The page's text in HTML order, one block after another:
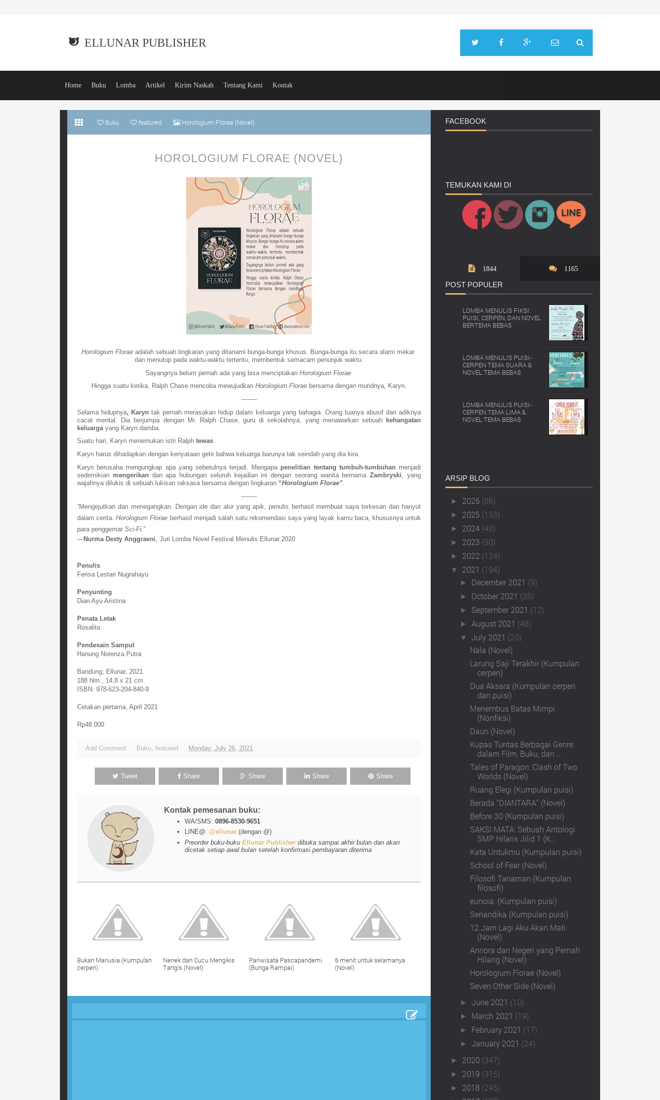
ELLUNAR PUBLISHER
Home Buku Lomba Artikel Kirim Naskah Tentang Kami Kontak
Buku featured Horologium Florae (Novel)
HOROLOGIUM FLORAE (NOVEL)
Horologium Florae adalah sebuah lingkaran yang ditanami bunga-bunga khusus. Bunga-bunga itu secara alami mekar
dan menutup pada waktu-waktu tertentu, membentuk semacam penunjuk waktu.
Sayangnya belum pernah ada yang bisa menciptakan Horologium Florae.
Hingga suatu ketika, Ralph Chase mencoba mewujudkan Horologium Florae bersama dengan muridnya, Karyn.
--------
Selama hidupnya, Karyn tak pernah merasakan hidup dalam keluarga yang bahagia. Orang tuanya abusif dan adiknya
cacat mental. Dia berjumpa dengan Mr. Ralph Chase, guru di sekolahnya, yang menawarkan sebuah kehangatan
keluarga yang Karyn damba.
Suatu hari, Karyn menemukan istri Ralph tewas.
Karyn harus dihadapkan dengan kenyataan getir bahwa keluarga barunya tak seindah yang dia kira.
Karyn berusaha mengungkap apa yang sebetulnya terjadi. Mengapa penelitian tentang tumbuh-tumbuhan menjadi
sedemikian mengerikan dan apa hubungan seluruh kejadian ini dengan seorang wanita bernama Zambryski , yang
wajahnya dilukis di sebuah lukisan raksasa bersama dengan lingkaran “Horologium Florae”
--------
“Mengejutkan dan menegangkan. Dengan ide dan alur yang apik, penulis berhasil membuat saya terkesan dan hanyut
dalam cerita. Horologium Florae berhasil menjadi salah satu rekomendasi saya yang layak kamu baca, khususnya untuk
para penggemar Sci-Fi.”
—Nurma Desty Anggraeni, Juri Lomba Novel Festival Menulis Ellunar 2020
Penulis
Ferisa Lestari Nugrahayu
Penyunting
Dian Ayu Aristina
Penata Letak
Rosalita
Pendesain Sampul
Hanung Norenza Putra
Bandung; Ellunar, 2021
188 hlm., 14,8 x 21 cm
ISBN: 978-623-204-840-9
Cetakan pertama, April 2021
Rp48.000
Add Comment Buku, featured Monday, July 26, 2021
Tweet Share Share Share Share
Kontak pemesanan buku:
WA/SMS:0896-8530-9651
LINE@:@ellunar (dengan @)
Preorder buku-bukuEllunar Publisherdibuka sampai akhir bulan dan akan
dicetak setiap awal bulan setelah konfirmasi pembayaran diterima
Bukan Manusia (Kumpulan
cerpen)
Nenek dan Cucu Mengikis
Tangis (Novel)
Pariwisata Pascapandemi
(Bunga Rampai)
6 menit untuk selamanya.
(Novel)
FACEBOOK
TEMUKAN KAMI DI
1844 1165
POST POPULER
LOMBA MENULIS FIKSI:
PUISI, CERPEN, DAN NOVEL
BERTEMA BEBAS
LOMBA MENULIS PUISI-
CERPEN TEMA SUARA &
NOVEL TEMA BEBAS
LOMBA MENULIS PUISI-
CERPEN TEMA LIMA &
NOVEL TEMA BEBAS
ARSIP BLOG
► 2026 (86)
► 2025 (153)
► 2024 (48)
► 2023 (90)
► 2022 (124)
▼ 2021 (194)
► December 2021 (9)
► October 2021 (35)
► September 2021 (12)
► August 2021 (48)
▼July 2021 (20)
Nala (Novel)
Larung Saji Terakhir (Kumpulan
cerpen)
Dua Aksara (Kumpulan cerpen
dan puisi)
Menembus Batas Mimpi
(Nonfiksi)
Daun (Novel)
Kupas Tuntas Berbagai Genre
dalam Film, Buku, dan ...
Tales of Paragon: Clash of Two
Worlds (Novel)
Ruang Elegi (Kumpulan puisi)
Berada “DIANTARA” (Novel)
Before 30 (Kumpulan puisi)
SAKSI MATA: Sebuah Antologi
SMP Hilaris Jilid 1 (K...
Kata Untukmu (Kumpulan puisi)
School of Fear (Novel)
Filosofi Tanaman (Kumpulan
filosofi)
eunoia. (Kumpulan puisi)
Senandika (Kumpulan puisi)
12 Jam Lagi Aku Akan Mati
(Novel)
Annora dan Negeri yang Pernah
Hilang (Novel)
Horologium Florae (Novel)
Seven Other Side (Novel)
►June 2021 (10)
► March 2021 (19)
► February 2021 (17)
►January 2021 (24)
► 2020 (347)
► 2019 (315)
► 2018 (245)